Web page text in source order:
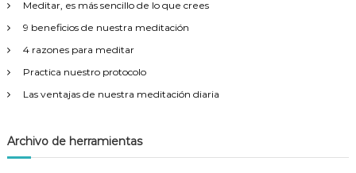
:
Meditar, es más sencillo de lo que crees
9 beneficios de nuestra meditación
4 razones para meditar
Practica nuestro protocolo
Las ventajas de nuestra meditación diaria
Archivo de herramientas